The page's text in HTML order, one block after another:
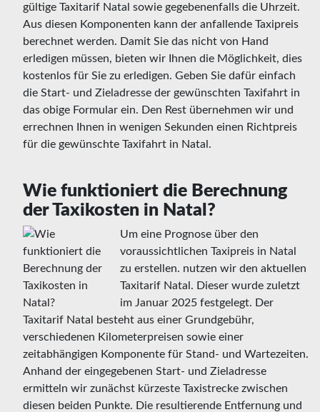
gültige Taxitarif Natal sowie gegebenenfalls die Uhrzeit.
Aus diesen Komponenten kann der anfallende Taxipreis
berechnet werden. Damit Sie das nicht von Hand
erledigen müssen, bieten wir Ihnen die Möglichkeit, dies
kostenlos für Sie zu erledigen. Geben Sie dafür einfach
die Start- und Zieladresse der gewünschten Taxifahrt in
das obige Formular ein. Den Rest übernehmen wir und
errechnen Ihnen in wenigen Sekunden einen Richtpreis
für die gewünschte Taxifahrt in Natal.
Wie funktioniert die Berechnung
der Taxikosten in Natal?
Um eine Prognose über den
voraussichtlichen Taxipreis in Natal
zu erstellen. nutzen wir den aktuellen
Taxitarif Natal. Dieser wurde zuletzt
im Januar 2025 festgelegt. Der
Taxitarif Natal besteht aus einer Grundgebühr,
verschiedenen Kilometerpreisen sowie einer
zeitabhängigen Komponente für Stand- und Wartezeiten.
Anhand der eingegebenen Start- und Zieladresse
ermitteln wir zunächst kürzeste Taxistrecke zwischen
diesen beiden Punkte. Die resultierende Entfernung und